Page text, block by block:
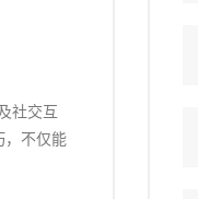
社交互
，不仅能